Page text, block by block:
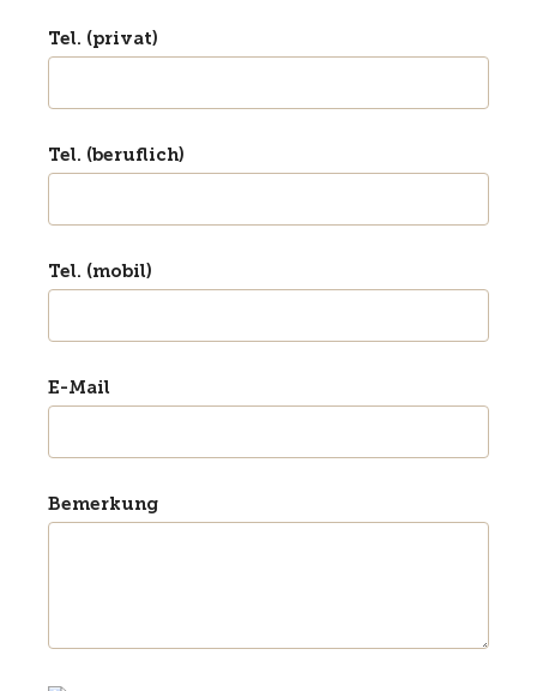
Tel. (privat)
Tel. (beruflich)
Tel. (mobil)
E-Mail
Bemerkung